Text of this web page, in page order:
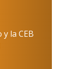
la CEB